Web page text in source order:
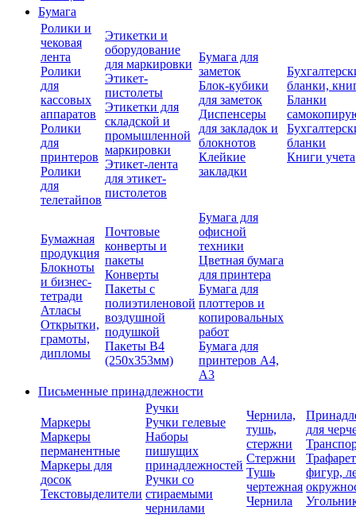
Бумага
Ролики и
чековая
лента
Ролики
для
кассовых
аппаратов
Ролики
для
принтеров
Ролики
для
телетайпов
Этикетки и
оборудование
для маркировки
Этикет-
пистолеты
Этикетки для
складской и
промышленной
маркировки
Этикет-лента
для этикет-
пистолетов
Бумага для
заметок
Блок-кубики
для заметок
Диспенсеры
для закладок и
блокнотов
Клейкие
закладки
бланки,
Бланки
бланки
Книги учета
Бумажная
продукция
Блокноты
и бизнес-
тетради
Атласы
Открытки,
грамоты,
дипломы
Почтовые
конверты и
пакеты
Конверты
Пакеты с
полиэтиленовой
воздушной
подушкой
Пакеты В4
(250х353мм)
Бумага для
офисной
техники
Цветная бумага
для принтера
Бумага для
плоттеров и
копировальных
работ
Бумага для
принтеров А4,
А3
Письменные принадлежности
Маркеры
Маркеры
перманентные
Маркеры для
досок
Текстовыделители
Ручки
Ручки гелевые
Наборы
пишущих
принадлежностей
Ручки со
стираемыми
чернилами
Чернила,
тушь,
стержни
Стержни
Тушь
чертежная
Чернила
для
фигур,